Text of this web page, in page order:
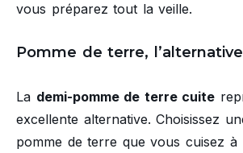
vous préparez tout la veille.
Pomme de terre,
La demi-pomme de terre cuite
excellente alternative. Choisissez
pomme de terre que vous cuisez à